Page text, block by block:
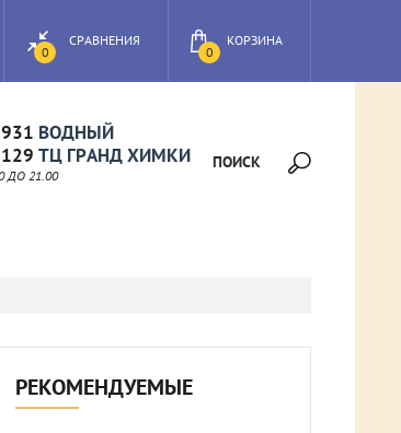
0
КОРЗИНА
СРАВНЕНИЯ
0
ПОИСК
ВОДНЫЙ
ТЦ ГРАНД ХИМКИ
ДО 21.00
РЕКОМЕНДУЕМЫЕ